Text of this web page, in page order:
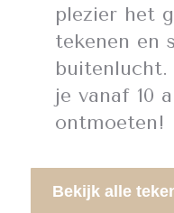
plezier het
tekenen en
je vanaf 10
ontmoeten!
Bekijk alle